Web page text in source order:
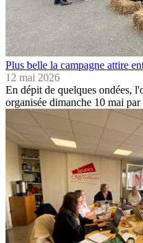
Plus belle la campagne attire
12 mai 2026
En dépit de quelques ondées,
organisée dimanche 10 mai